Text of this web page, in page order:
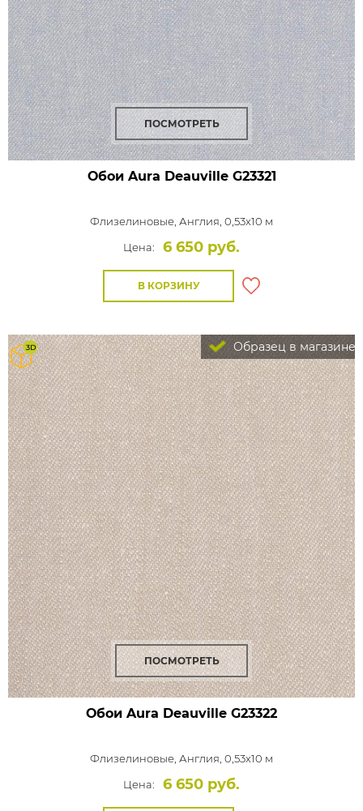
ПОСМОТРЕТЬ
Обои Aura DeauvilleG23321
Флизелиновые, Англия, 0,53x10 м
Цена:
6 650 руб.
В КОРЗИНУ
Образец в магазине
ПОСМОТРЕТЬ
Обои Aura Deauville G23322
Флизелиновые, Англия, 0,53x10 м
Цена:
6 650 руб.